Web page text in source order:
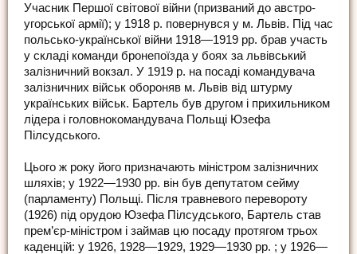
Учасник Першої світової війни (призваний до австро-
угорської армії); у 1918 р. повернувся у м. Львів. Під час
польсько-української війни 1918—1919 рр. брав участь
у складі команди бронепоїзда у боях за львівський
залізничний вокзал. У 1919 р. на посаді командувача
залізничних військ обороняв м. Львів від штурму
українських військ. Бартель був другом і прихильником
лідера і головнокомандувача Польщі Юзефа
Пілсудського.
Цього ж року його призначають міністром залізничних
шляхів; у 1922—1930 рр. він був депутатом сейму
(парламенту) Польщі. Після травневого перевороту
(1926) під орудою Юзефа Пілсудського, Бартель став
прем’єр-міністром і займав цю посаду протягом трьох
каденцій: у 1926, 1928—1929, 1929—1930 рр. ; у 1926—